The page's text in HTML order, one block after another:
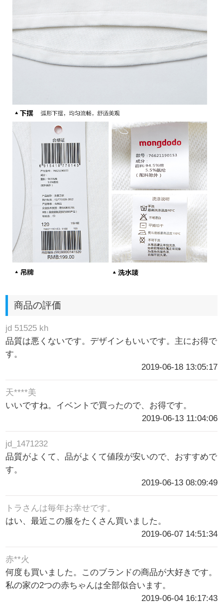
商品の評価
jd 51525 kh
品質は悪くないです。デザインもいいです。主にお得で
す。
2019-06-18 13:05:17
天****美
いいですね。イベントで買ったので、お得です。
2019-06-13 11:04:06
jd_1471232
品質がよくて、品がよくて値段が安いので、おすすめで
す。
2019-06-13 08:09:49
トラさんは毎年お幸せです。
はい、最近この服をたくさん買いました。
2019-06-07 14:51:34
赤**火
何度も買いました。このブランドの商品が大好きです。
私の家の2つの赤ちゃんは全部似合います。
2019-06-04 16:17:43